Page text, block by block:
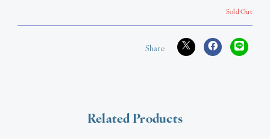
Sold Out
Related Products